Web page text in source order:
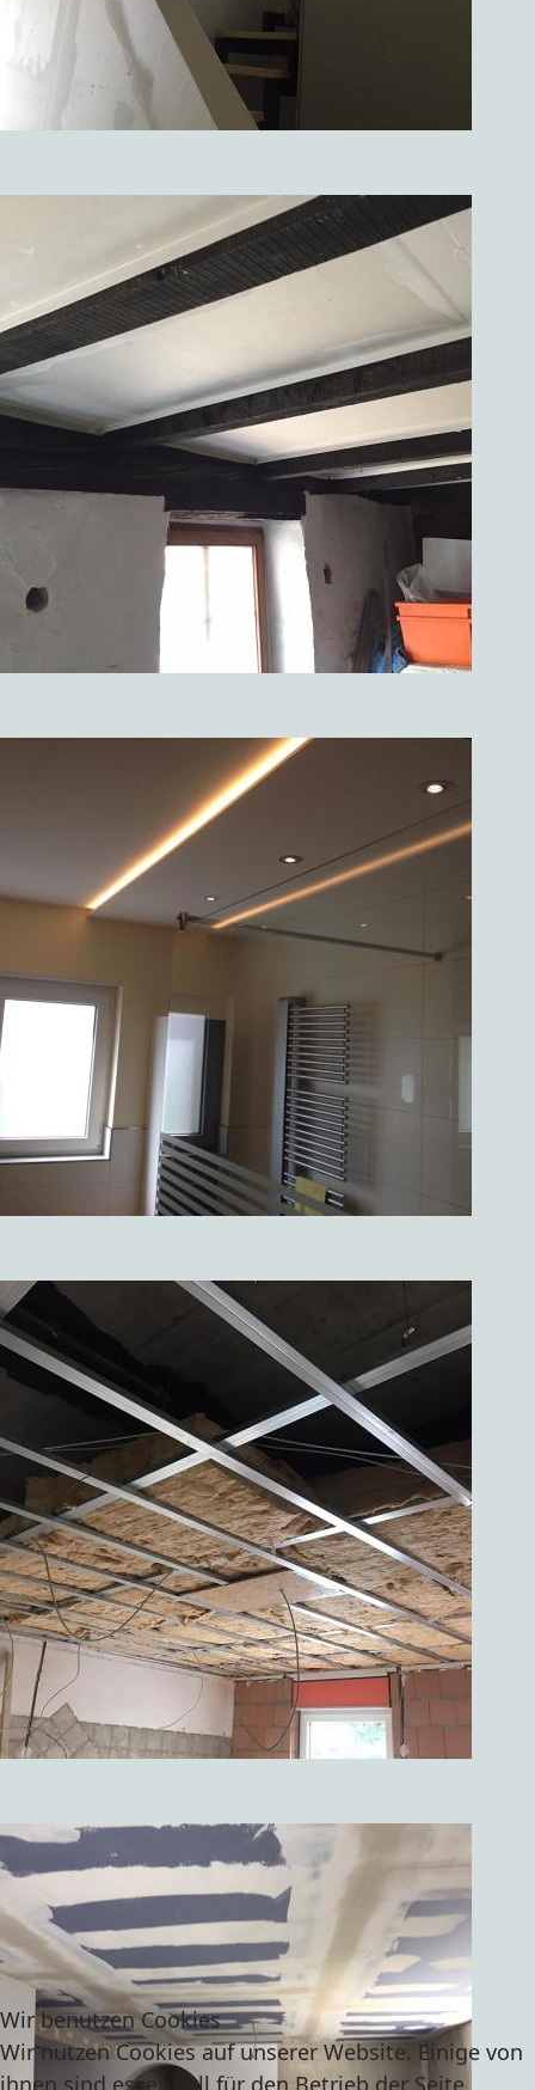
Wir benutzen Cookies
Wir nutzen Cookies auf unserer Website. Einige von
ihnen sind essenziell für den Betrieb der Seite,